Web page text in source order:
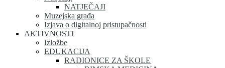
NATJEČAJI
Muzejska građa
Izjava o digitalnoj pristupačnosti
AKTIVNOSTI
Izložbe
EDUKACIJA
RADIONICE ZA ŠKOLE